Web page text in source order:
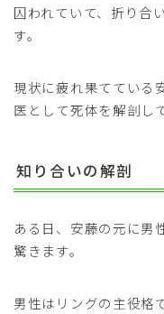
囚われていて、折り合
す。
現状に疲れ果てている
医として死体を解剖し
知り合いの解剖
ある日、安藤の元に男
驚きます。
男性はリングの主役格